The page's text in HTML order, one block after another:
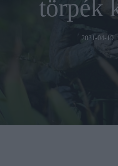
törpék
2021-04-19